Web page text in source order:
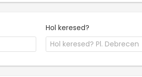
Hol keresed?